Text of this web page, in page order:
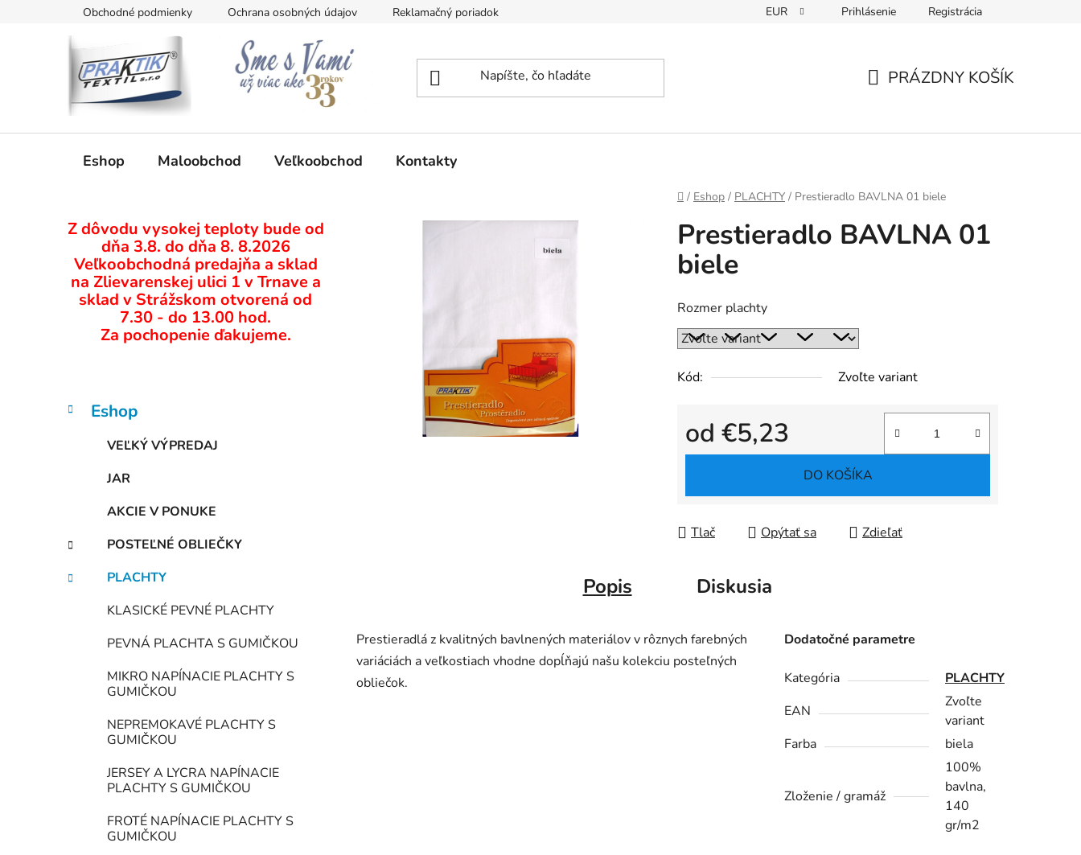
Obchodné podmienky Ochrana osobných údajov Reklamačný poriadok EUR Prihlásenie Registrácia
KOŠÍK
PRÁZDNY KOŠÍK
Eshop Maloobchod Veľkoobchod Kontakty
Domov
/ Eshop / PLACHTY / Prestieradlo BAVLNA 01 biele
o
č
n
l
Z dôvodu vysokej teploty bude od
dňa 3.8. do dňa 8. 8.2026
Veľkoobchodná predajňa a sklad
na Zlievarenskej ulici 1 v Trnave a
sklad v Strážskom otvorená od
7.30 - do 13.00 hod.
Za pochopenie ďakujeme.
Preskočiť
kategórie
K
a
e
Eshop
VEĽKÝ VÝPREDAJ
JAR
AKCIE V PONUKE
POSTEĽNÉ OBLIEČKY
PLACHTY
KLASICKÉ PEVNÉ PLACHTY
PEVNÁ PLACHTA S GUMIČKOU
MIKRO NAPÍNACIE PLACHTY S
GUMIČKOU
NEPREMOKAVÉ PLACHTY S
GUMIČKOU
JERSEY A LYCRA NAPÍNACIE
PLACHTY S GUMIČKOU
FROTÉ NAPÍNACIE PLACHTY S
GUMIČKOU
Prestieradlo BAVLNA 01
biele
Rozmer plachty
Kód: Zvoľte variant
od €5,23
Jednotková cena:
DO KOŠÍKA
Tlač Opýtať sa Zdieľať
Popis Diskusia
Prestieradlá z kvalitných bavlnených materiálov v rôznych farebných
variáciách a veľkostiach vhodne dopĺňajú našu kolekciu posteľných
obliečok.
Dodatočné parametre
Kategória
PLACHTY
EAN
Zvoľte
variant
Farba
biela
Zloženie / gramáž
100%
bavlna,
140
gr/m2